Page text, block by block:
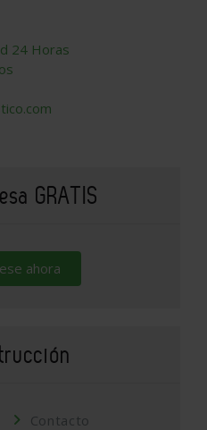
24 Horas
GRATIS
ahora
Contacto